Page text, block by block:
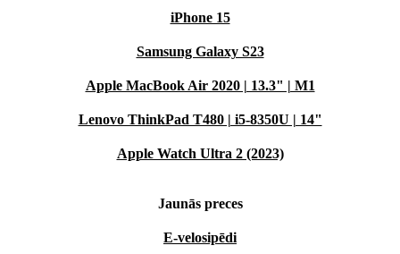
iPhone 15
Samsung Galaxy S23
Apple MacBook Air 2020 | 13.3" | M1
Lenovo ThinkPad T480 | i5-8350U | 14"
Apple Watch Ultra 2 (2023)
Jaunās preces
E-velosipēdi